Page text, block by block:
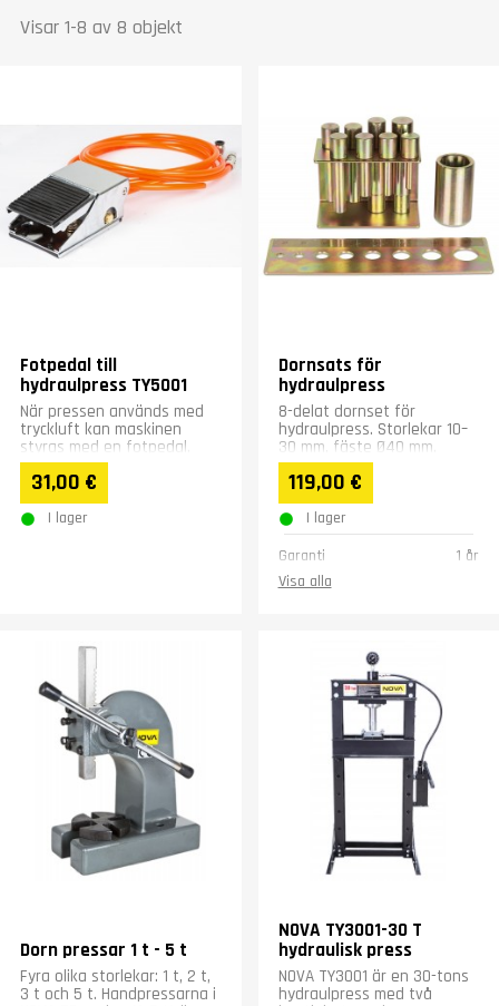
Visar 1-8 av 8 objekt
Fotpedal till
hydraulpress TY5001
När pressen används med
tryckluft kan maskinen
styras med en fotpedal.
Fotpedalen fungerar som
en luftventil.
31,00 €
I lager
Dornsats för
hydraulpress
8-delat dornset för
hydraulpress. Storlekar 10–
30 mm, fäste Ø40 mm.
Passar till NOVA TY3001-
pressen.
119,00 €
I lager
Garanti
1 år
Visa alla
Dorn pressar 1 t - 5 t
Fyra olika storlekar: 1 t, 2 t,
3 t och 5 t. Handpressarna i
NOVA TY3001-30 T
hydraulisk press
NOVA TY3001 är en 30-tons
hydraulpress med två